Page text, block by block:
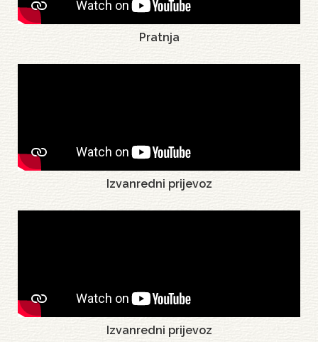
Pratnja
Izvanredni prijevoz
Izvanredni prijevoz